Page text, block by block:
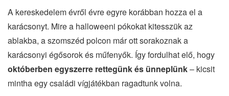
A kereskedelem évről évre egyre korábban hozza el a
karácsonyt. Mire a halloweeni pókokat kitesszük az
ablakba, a szomszéd polcon már ott sorakoznak a
karácsonyi égősorok és műfenyők. Így fordulhat elő, hogy
októberben egyszerre rettegünk és ünneplünk– kicsit
mintha egy családi vígjátékban ragadtunk volna.